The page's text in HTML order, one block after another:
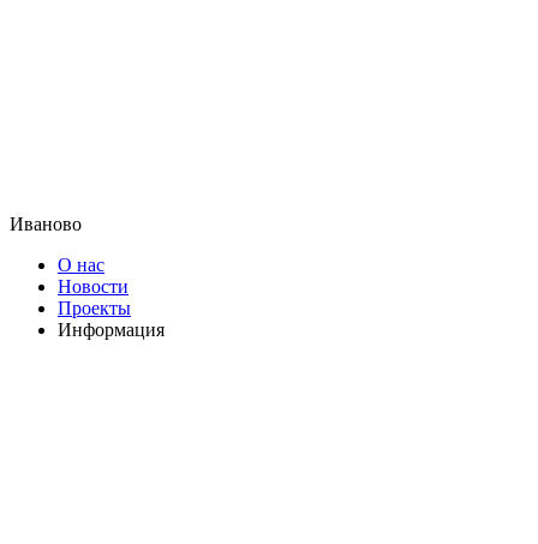
Иваново
О нас
Новости
Проекты
Информация